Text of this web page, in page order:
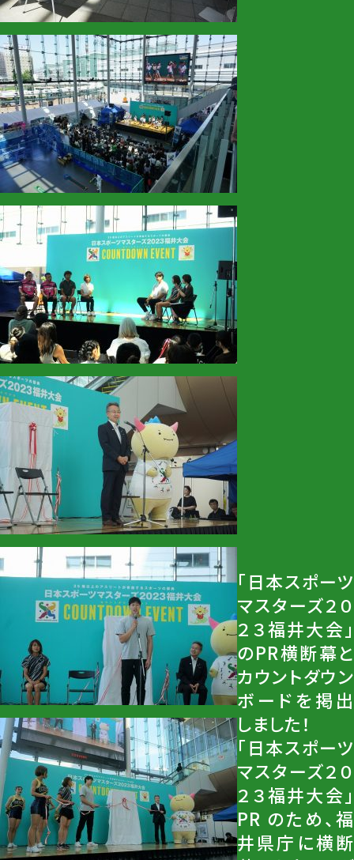
「日本スポーツ
マスターズ２０
２３福井大会」
のPR横断幕と
カウントダウン
ボードを掲出
しました！
「日本スポーツ
マスターズ２０
２３福井大会」
PR のため、福
井県庁に横断